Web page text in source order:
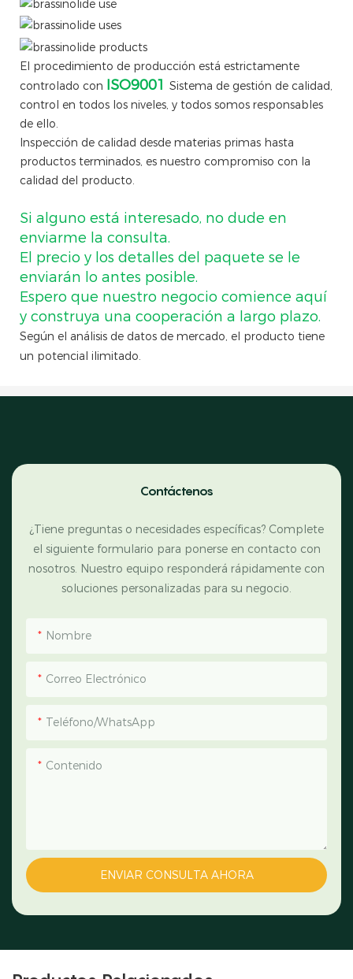
El procedimiento de producción está estrictamente
controlado con ISO9001 Sistema de gestión de calidad,
control en todos los niveles, y todos somos responsables
de ello.
Inspección de calidad desde materias primas hasta
productos terminados, es nuestro compromiso con la
calidad del producto.
Si alguno está interesado, no dude en
enviarme la consulta.
El precio y los detalles del paquete se le
enviarán lo antes posible.
Espero que nuestro negocio comience aquí
y construya una cooperación a largo plazo.
Según el análisis de datos de mercado, el producto tiene
un potencial ilimitado.
Contáctenos
¿Tiene preguntas o necesidades específicas? Complete
el siguiente formulario para ponerse en contacto con
nosotros. Nuestro equipo responderá rápidamente con
soluciones personalizadas para su negocio.
Nombre
Correo Electrónico
Teléfono/WhatsApp
Contenido
ENVIAR CONSULTA AHORA